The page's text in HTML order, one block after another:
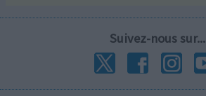
Suivez-nous sur...